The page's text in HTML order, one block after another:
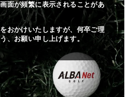
面が頻繁に表示されることがあ
おかけいたしますが、何卒ご理
、お願い申し上げます。